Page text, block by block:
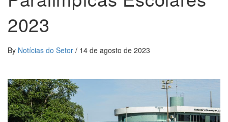
2023
By Notícias do Setor / 14 de agosto de 2023